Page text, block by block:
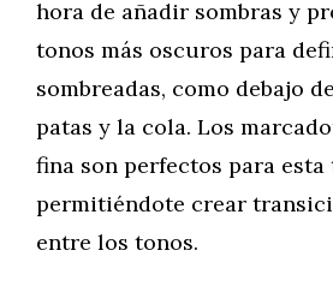
hora de añadir sombras y
tonos más oscuros para
sombreadas, como debajo
patas y la cola. Los
fina son perfectos para esta
permitiéndote crear
entre los tonos.